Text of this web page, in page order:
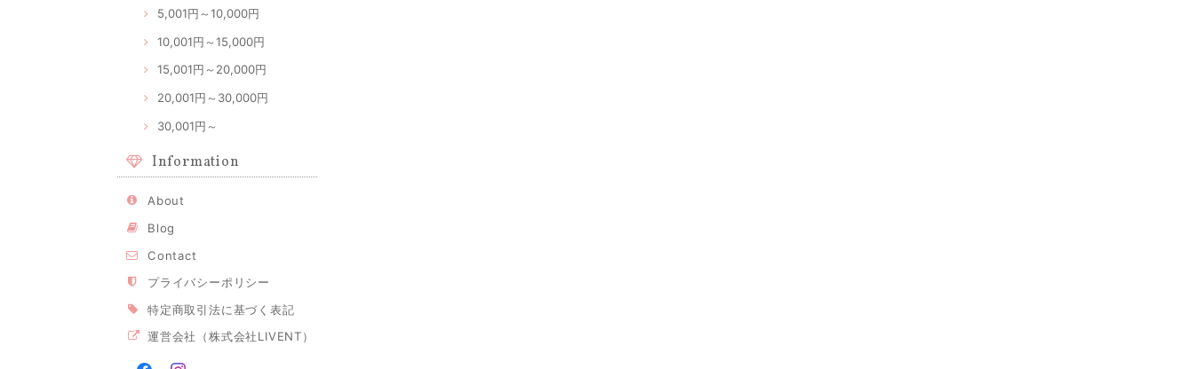
5,001円～10,000円
10,001円～15,000円
15,001円～20,000円
20,001円～30,000円
30,001円～
Information
About
Blog
Contact
プライバシーポリシー
特定商取引法に基づく表記
運営会社（株式会社LIVENT）